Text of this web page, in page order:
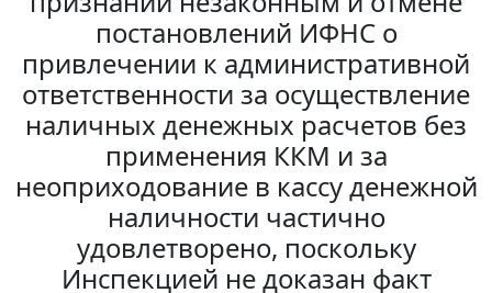
постановлений ИФНС о
привлечении к административной
ответственности за осуществление
наличных денежных расчетов без
применения ККМ и за
неоприходование в кассу денежной
наличности частично
удовлетворено, поскольку
Инспекцией не доказан факт